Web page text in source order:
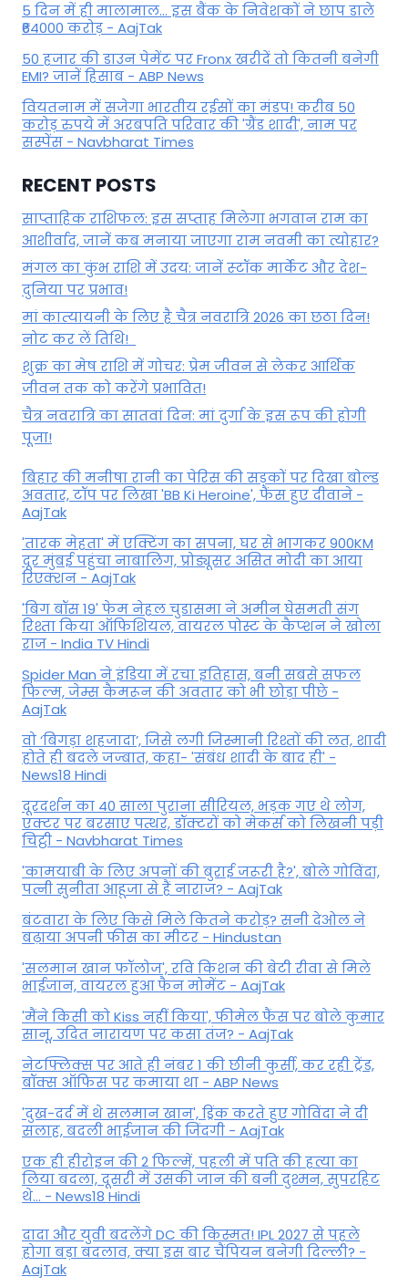
5 दिन में ही मालामाल... इस बैंक के निवेशकों ने छाप डाले
₹64000 करोड़ - AajTak
50 हजार की डाउन पेमेंट पर Fronx खरीदें तो कितनी बनेगी
EMI? जानें हिसाब - ABP News
वियतनाम में सजेगा भारतीय रईसों का मंडप! करीब 50
करोड़ रुपये में अरबपति परिवार की 'ग्रैंड शादी', नाम पर
सस्पेंस - Navbharat Times
RECENT POSTS
साप्ताहिक राशिफल: इस सप्ताह मिलेगा भगवान राम का
आशीर्वाद, जानें कब मनाया जाएगा राम नवमी का त्योहार?
मंगल का कुंभ राशि में उदय: जानें स्‍टॉक मार्केट और देश-
दुनिया पर प्रभाव!
मां कात्‍यायनी के लिए है चैत्र नवरात्रि 2026 का छठा दिन!
नोट कर लें तिथि!
शुक्र का मेष राशि में गोचर: प्रेम जीवन से लेकर आर्थिक
जीवन तक को करेंगे प्रभावित!
चैत्र नवरात्रि का सातवां दिन: मां दुर्गा के इस रूप की होगी
पूजा!
बिहार की मनीषा रानी का पेरिस की सड़कों पर दिखा बोल्ड
अवतार, टॉप पर लिखा 'BB Ki Heroine', फैंस हुए दीवाने -
AajTak
'तारक मेहता' में एक्टिंग का सपना, घर से भागकर 900KM
दूर मुंबई पहुंचा नाबालिग, प्रोड्यूसर असित मोदी का आया
रिएक्शन - AajTak
'बिग बॉस 19' फेम नेहल चुडासमा ने अमीन घेसमती संग
रिश्ता किया ऑफिशियल, वायरल पोस्ट के कैप्शन ने खोला
राज - India TV Hindi
Spider Man ने इंडिया में रचा इतिहास, बनी सबसे सफल
फिल्म, जेम्स कैमरून की अवतार को भी छोड़ा पीछे -
AajTak
वो ‘बिगड़ा शहजादा’, जिसे लगी जिस्मानी रिश्तों की लत, शादी
होते ही बदले जज्बात, कहा- 'संबंध शादी के बाद ही' -
News18 Hindi
दूरदर्शन का 40 साला पुराना सीरियल, भड़क गए थे लोग,
एक्टर पर बरसाए पत्थर, डॉक्टरों को मेकर्स को लिखनी पड़ी
चिट्ठी - Navbharat Times
'कामयाबी के लिए अपनों की बुराई जरूरी है?', बोले गोविंदा,
पत्नी सुनीता आहूजा से हैं नाराज? - AajTak
बंटवारा के लिए किसे मिले कितने करोड़? सनी देओल ने
बढ़ाया अपनी फीस का मीटर - Hindustan
'सलमान खान फॉलोज', रवि किशन की बेटी रीवा से मिले
भाईजान, वायरल हुआ फैन मोमेंट - AajTak
'मैंने किसी को Kiss नहीं किया', फीमेल फैंस पर बोले कुमार
सानू, उदित नारायण पर कसा तंज? - AajTak
नेटफ्लिक्स पर आते ही नंबर 1 की छीनी कुर्सी, कर रही ट्रेंड,
बॉक्स ऑफिस पर कमाया था - ABP News
'दुख-दर्द में थे सलमान खान', ड्रिंक करते हुए गोविंदा ने दी
सलाह, बदली भाईजान की जिंदगी - AajTak
एक ही हीरोइन की 2 फिल्में, पहली में पति की हत्या का
लिया बदला, दूसरी में उसकी जान की बनी दुश्मन, सुपरहिट
थे... - News18 Hindi
दादा और युवी बदलेंगे DC की किस्मत! IPL 2027 से पहले
होगा बड़ा बदलाव, क्या इस बार चैंपियन बनेगी दिल्ली? -
AajTak